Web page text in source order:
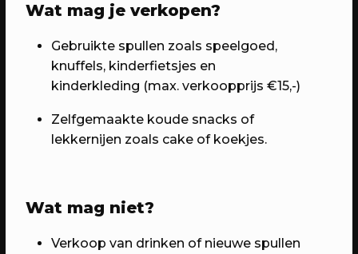
23/04/2023
WEKEA: Grote Huisraad Veiling
Scoor en verkoop toffe spullen op de
Grote Huisraad Veiling met Emmaus
Wat mag je verkopen?
Gebruikte spullen zoals speelgoed,
knuffels, kinderfietsjes en
kinderkleding (max. verkoopprijs €15,-)
Zelfgemaakte koude snacks of
lekkernijen zoals cake of koekjes.
Wat mag niet?
Verkoop van drinken of nieuwe spullen